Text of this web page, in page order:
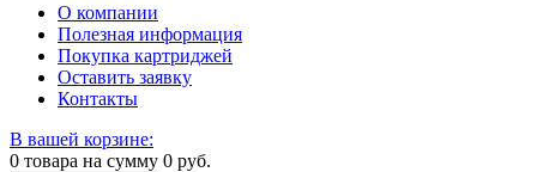
О компании
Полезная информация
Покупка картриджей
Оставить заявку
Контакты
В вашей корзине:
0 товара на сумму 0 руб.